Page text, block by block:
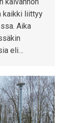
kaikki liittyy
Aika
eli…